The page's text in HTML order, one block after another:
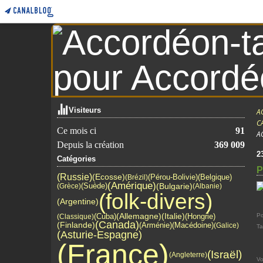
Visiteurs
Ce mois ci
91
Depuis la création
369 009
Catégories
(Russie)(Ecosse)(Brézil)(Pérou-Bolivie)(Belgique)
(Grèce)(Suède)(Amérique)(Bulgarie)(Albanie)
(Argentine)(folk-divers)
(Classique)(Cuba)(Allemagne)(Italie)(Hongrie)
(Finlande)(Canada)(Arménie)(Macédoine)(Galice)
(Asturie-Espagne)
(France) (Angleterre)(Israël)